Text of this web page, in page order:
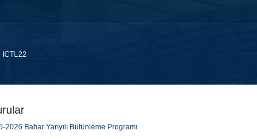
ICTL22
2026 Bahar Yarıyılı Bütünleme Programı